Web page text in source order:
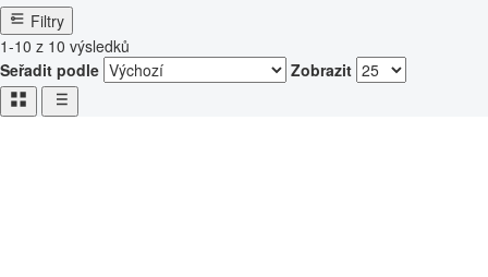
Filtry
1-10 z 10 výsledků
Seřadit podle
Zobrazit